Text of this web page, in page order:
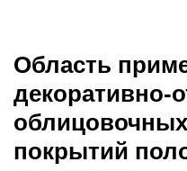
Область
декоративно-
покрытий